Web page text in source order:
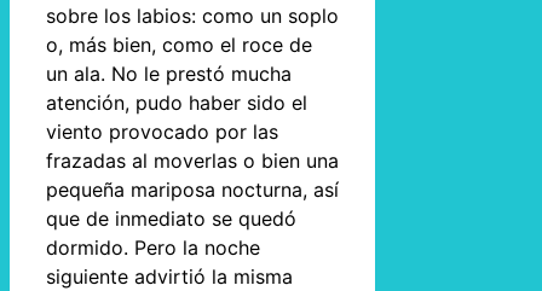
sobre los labios: como un soplo
o, más bien, como el roce de
un ala. No le prestó mucha
atención, pudo haber sido el
viento provocado por las
frazadas al moverlas o bien una
pequeña mariposa nocturna, así
que de inmediato se quedó
dormido. Pero la noche
siguiente advirtió la misma